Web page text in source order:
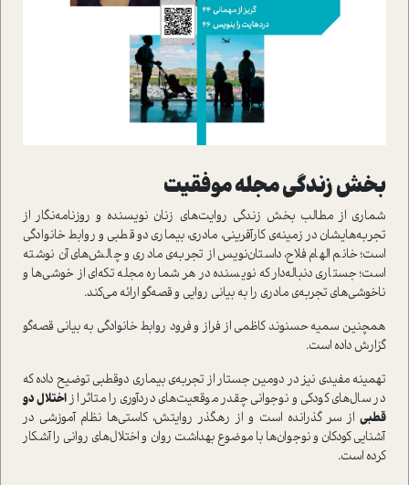
بخش زندگي مجله موفقيت
شماري از مطالب بخش زندگي روايت‌هاي زنان نويسنده و روزنامه‌نگار از
تجربه‌هايشان در زمينه‌ي کارآفريني، مادري، بيماري دو قطبي و روابط خانوادگي
است؛ خانم‌ الهام فلاح، داستان‌نويس از تجربه‌ي مادري و چالش‌هاي آن نوشته
است؛ جستاري دنباله‌دار که نويسنده در هر شماره مجله تکه‌اي از خوشي‌ها و
ناخوشي‌هاي تجربه‌ي مادري را به بياني روايي و قصه‌گو ارائه مي‌کند.
همچنين سميه حسنوند کاظمي از فراز و فرود روابط خانوادگي به بياني قصه‌گو
گزارش داده است.
تهمينه مفيدي نيز در دومين جستار از تجربه‌ي بيماري دوقطبي توضيح داده که
در سال‌هاي کودکي و نوجواني چقدر موقعيت‌هاي دردآوري را متاثر از اختلال دو
قطبي از سر گذرانده است و از رهگذر روايتش، کاستي‌ها نظام آموزشي در
آشنايي کودکان و نوجوان‌ها با موضوع بهداشت روان و اختلال‌هاي رواني را آشکار
کرده است.